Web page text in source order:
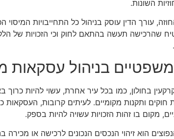
השונות.
עורך הדין עוסק בניהול כל התחייבויות המיסוי
שהרכישה תעשה בהתאם לחוק וכי הזכויות של
בניהול עסקאות
בחולון, כמו בכל עיר אחרת, עשוי להיות
חוקים ותקנות מקומיים. לעיתים קרובות, העסקאות
מקום בו זהות הזכויות עשויה להיות בספק.
הוא זיהוי הנכסים הנכונים לרכישה או מכירה